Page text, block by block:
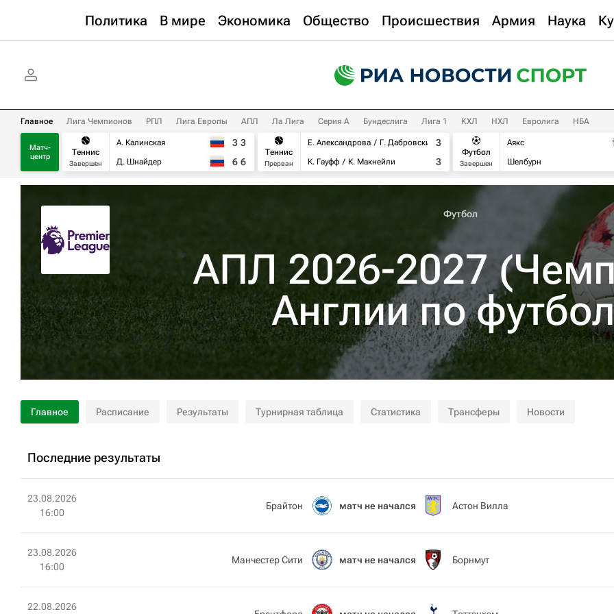
Политика В мире Экономика Общество Происшествия Армия Наука
Главное Лига Чемпионов РПЛ Лига Европы АПЛ Ла Лига Серия А Бундеслига Лига 1 КХЛ НХЛ Евролига НБА
Матч-
центр
Теннис
Завершен
А. Калинская
Д. Шнайдер
3 3
6 6
Теннис
Прерван
Е. Александрова
Г. Дабровски
К. Гауфф
К. Макнейли
3
3
Футбол
Завершен
Аякс
Шелбурн
Футбол
АПЛ 2026-2027
Англии по
Главное Расписание Результаты Турнирная таблица Статистика Трансферы Новости
Последние результаты
23.08.2026
16:00
Брайтон матч не начался Астон Вилла
23.08.2026
16:00
Манчестер Сити матч не начался Борнмут
22.08.2026